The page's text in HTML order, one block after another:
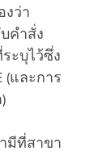
งว่า
คำสั่ง
ะบุไว้ซึ่ง
(และการ
มีที่สาขา